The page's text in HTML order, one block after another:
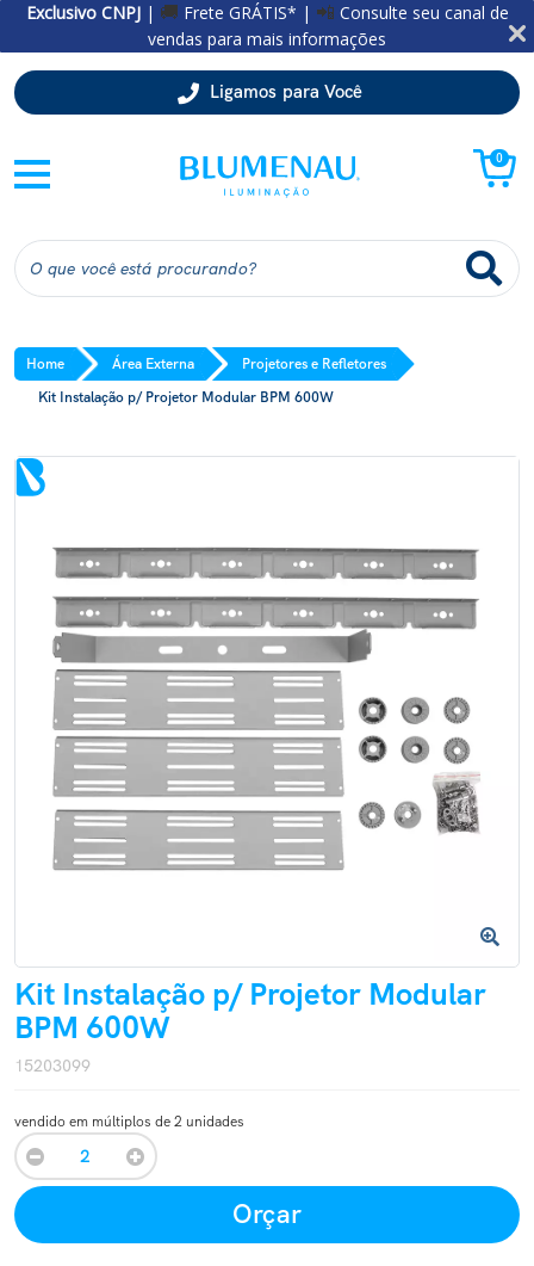
Exclusivo CNPJ | 🚚 Frete GRÁTIS* | 📲 Consulte seu canal de
vendas para mais informações
Ligamos para Você
0
Home Área Externa
Projetores e Refletores
Kit Instalação p/ Projetor Modular BPM 600W
Kit Instalação p/ Projetor Modular
BPM 600W
15203099
vendido em múltiplos de 2 unidades
Orçar